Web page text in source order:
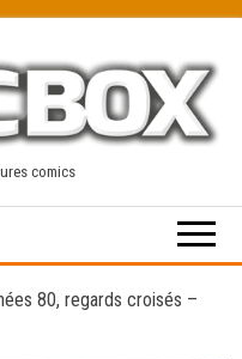
comics
80, regards croisés –